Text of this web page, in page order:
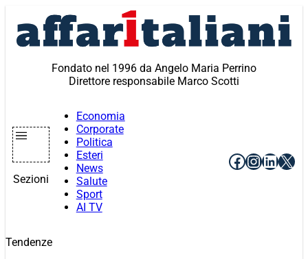
contenuto
Fondato nel 1996 da Angelo Maria Perrino
Direttore responsabile Marco Scotti
Sezioni
Economia
Corporate
Politica
Esteri
News
Salute
Sport
AI TV
Facebook
X
Tendenze